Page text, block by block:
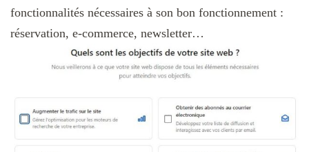
fonctionnalités nécessaires à son bon fonctionnement :
réservation, e-commerce, newsletter…